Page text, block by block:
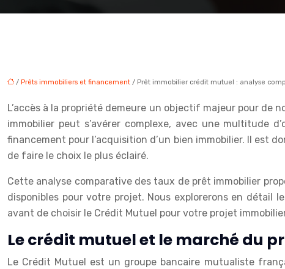
/ Prêts immobiliers et financement / Prêt immobilier crédit mutuel : analyse
L’accès à la propriété demeure un objectif majeur pour de
immobilier peut s’avérer complexe, avec une multitude
financement pour l’acquisition d’un bien immobilier. Il est
de faire le choix le plus éclairé.
Cette analyse comparative des taux de prêt immobilier
disponibles pour votre projet. Nous explorerons en
avant de choisir le Crédit Mutuel pour votre projet
Le crédit mutuel et le marché du
Le Crédit Mutuel est un groupe bancaire mutualiste